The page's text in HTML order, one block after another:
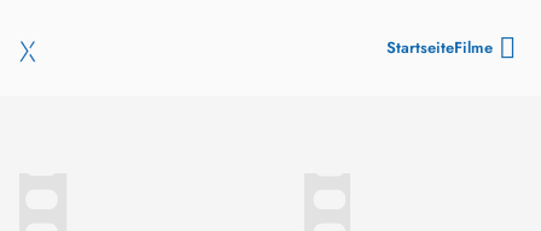
StartseiteFilme